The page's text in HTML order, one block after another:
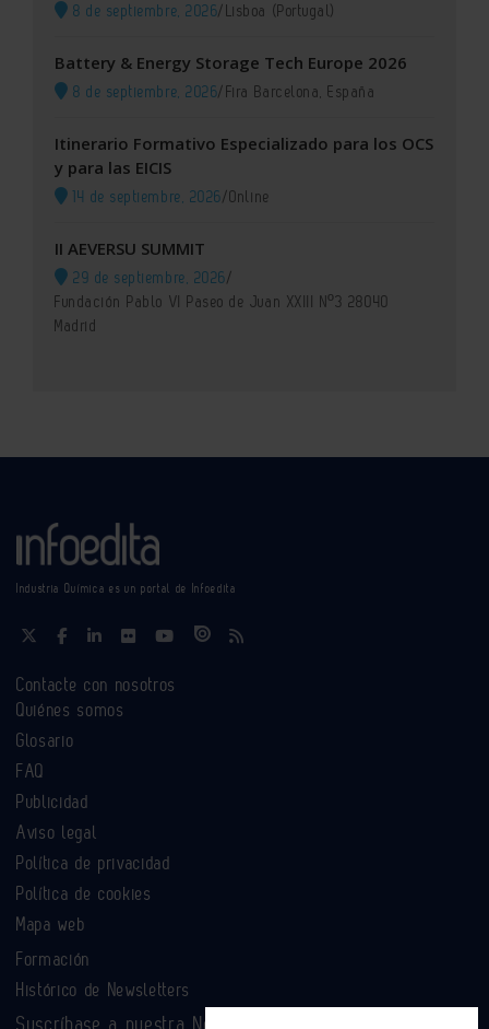
8 de septiembre, 2026/ Lisboa (Portugal)
Battery & Energy Storage Tech Europe 2026
8 de septiembre, 2026/ Fira Barcelona, España
Itinerario Formativo Especializado para los OCS
y para las EICIS
14 de septiembre, 2026/Online
II AEVERSU SUMMIT
29 de septiembre, 2026/
Fundación Pablo VI Paseo de Juan XXIII Nº3 28040
Madrid
Industria Química es un portal de Infoedita
Contacte con nosotros
Quiénes somos
Glosario
FAQ
Publicidad
Aviso legal
Política de privacidad
Política de cookies
Mapa web
Formación
Histórico de Newsletters
Suscríbase a nuestra Newsletter